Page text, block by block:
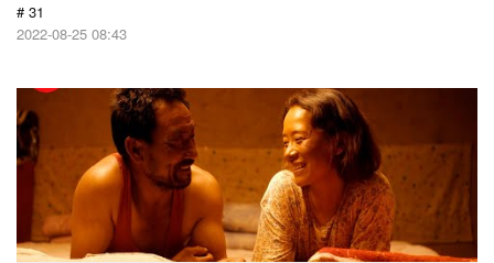
# 31
2022-08-25 08:43